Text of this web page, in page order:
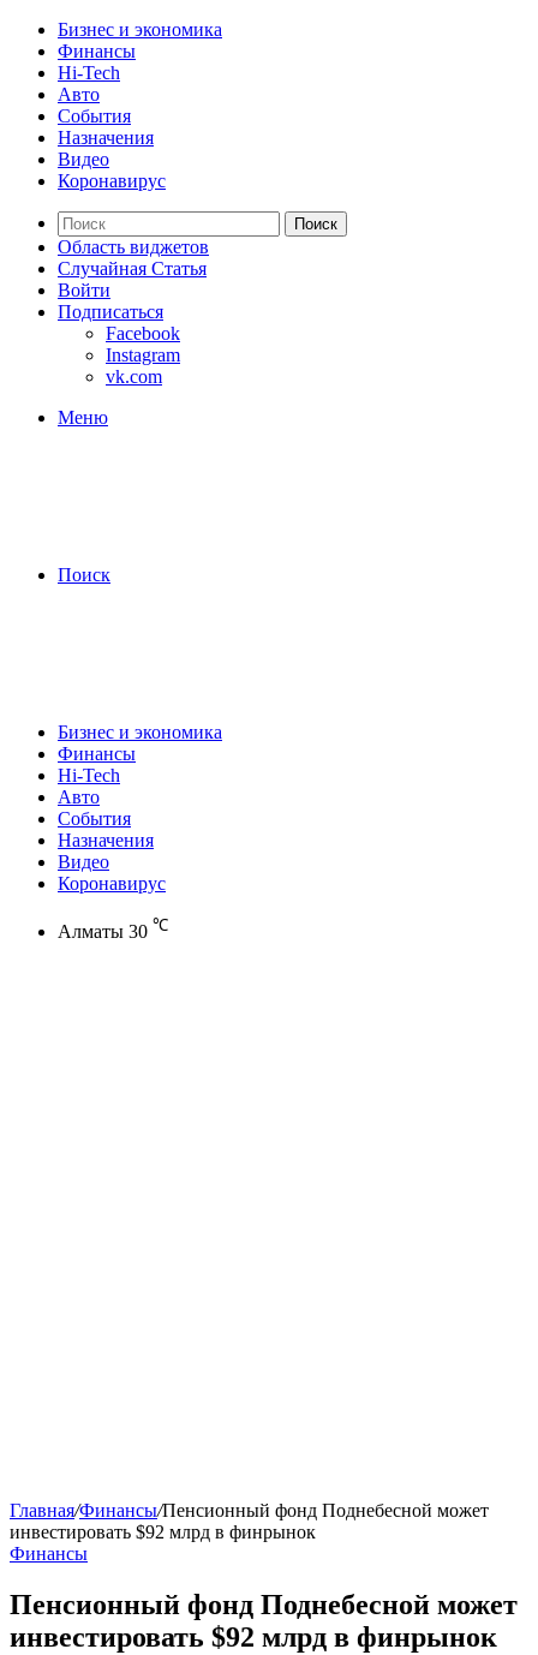
Бизнес и экономика
Финансы
Hi-Tech
Авто
События
Назначения
Видео
Коронавирус
Поиск
Область виджетов
Случайная Статья
Войти
Подписаться
Facebook
Instagram
vk.com
Меню
Поиск
Бизнес и экономика
Финансы
Hi-Tech
Авто
События
Назначения
Видео
Коронавирус
Алматы 30 ℃
Главная/Финансы/Пенсионный фонд Поднебесной может
инвестировать $92 млрд в финрынок
Финансы
Пенсионный фонд Поднебесной может
инвестировать $92 млрд в финрынок